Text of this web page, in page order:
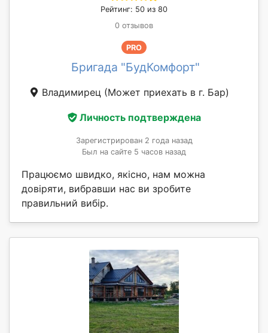
Рейтинг: 50 из 80
0 отзывов
PRO
Бригада "БудКомфорт"
Владимирец (Может приехать в г. Бар)
Личность подтверждена
Зарегистрирован 2 года назад
Был на сайте 5 часов назад
Працюємо швидко, якісно, нам можна
довіряти, вибравши нас ви зробите
правильний вибір.